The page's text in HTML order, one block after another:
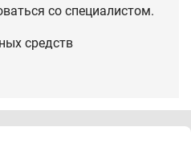
со специалистом.
средств